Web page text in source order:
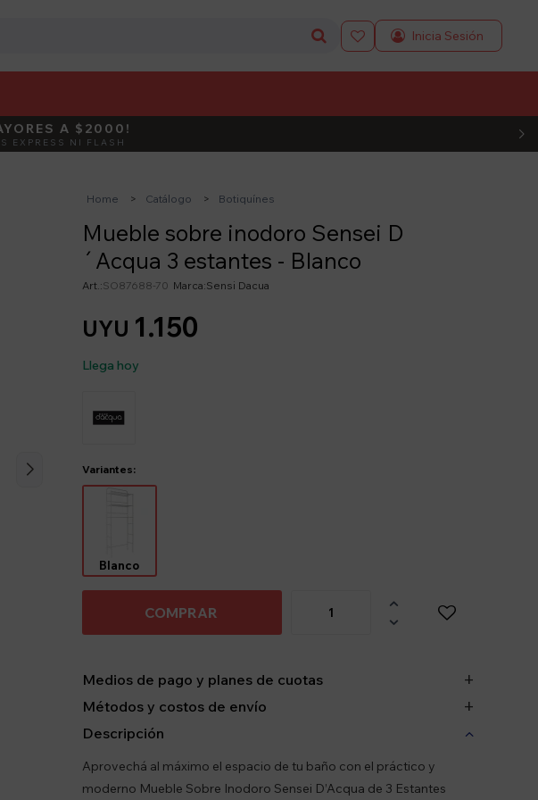

ACTIVÁ EL CÓDIGO
A $2000!
EXPRESS NI FLASH
Home Catálogo Botiquínes
Mueble sobre inodoro Sensei D
´Acqua 3 estantes - Blanco
SO87688-70 Sensi Dacua
UYU 1.150
Llega hoy
Variantes:
Blanco
COMPRAR


Medios de pago y planes de cuotas
Métodos y costos de envío
Descripción
Aprovechá al máximo el espacio de tu baño con el práctico y
moderno Mueble Sobre Inodoro Sensei D’Acqua de 3 Estantes